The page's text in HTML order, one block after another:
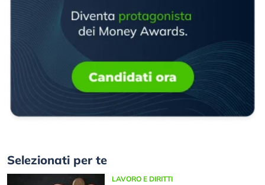
Selezionati per te
LAVORO E DIRITTI